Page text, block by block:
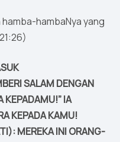
hambaNya yang
SALAM DENGAN
KEPADAMU!” IA
KEPADA KAMU!
MEREKA INI ORANG-